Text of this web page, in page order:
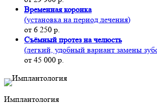
Временная коронка
(установка на период лечения)
от 6 250 р.
Съёмный протез на челюсть
(легкий, удобный вариант замены
от 45 000 р.
Имплантология